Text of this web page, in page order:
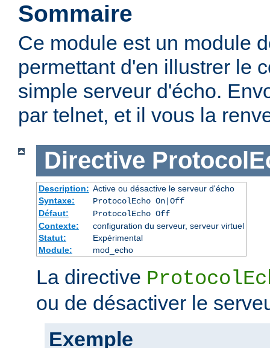
Sommaire
Ce module est un module
permettant d'en illustrer le
simple serveur d'écho.
par telnet, et il vous la
Directive
Description: Active ou désactive le serveur d'écho
Syntaxe:
ProtocolEcho On|Off
Défaut:
ProtocolEcho Off
Contexte:
configuration du serveur, serveur virtuel
Statut:
Expérimental
Module:
mod_echo
La directive
ou de désactiver le
Exemple